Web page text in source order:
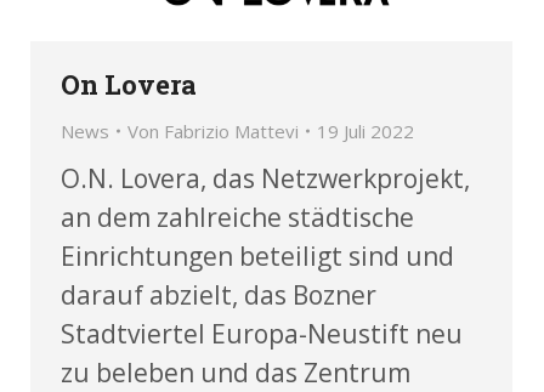
On Lovera
News Von Fabrizio Mattevi 19 Juli 2022
O.N. Lovera, das Netzwerkprojekt,
an dem zahlreiche städtische
Einrichtungen beteiligt sind und
darauf abzielt, das Bozner
Stadtviertel Europa-Neustift neu
zu beleben und das Zentrum